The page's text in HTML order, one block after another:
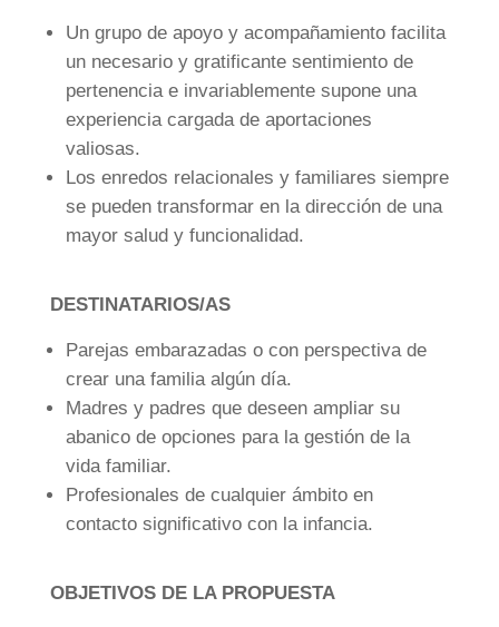
Un grupo de apoyo y acompañamiento facilita
un necesario y gratificante sentimiento de
pertenencia e invariablemente supone una
experiencia cargada de aportaciones
valiosas.
Los enredos relacionales y familiares siempre
se pueden transformar en la dirección de una
mayor salud y funcionalidad.
DESTINATARIOS/AS
Parejas embarazadas o con perspectiva de
crear una familia algún día.
Madres y padres que deseen ampliar su
abanico de opciones para la gestión de la
vida familiar.
Profesionales de cualquier ámbito en
contacto significativo con la infancia.
OBJETIVOS DE LA PROPUESTA